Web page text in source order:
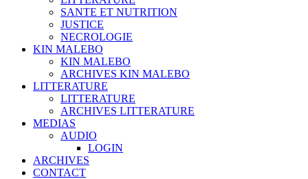
SANTE ET NUTRITION
JUSTICE
NECROLOGIE
KIN MALEBO
KIN MALEBO
ARCHIVES KIN MALEBO
LITTERATURE
LITTERATURE
ARCHIVES LITTERATURE
MEDIAS
AUDIO
LOGIN
ARCHIVES
CONTACT